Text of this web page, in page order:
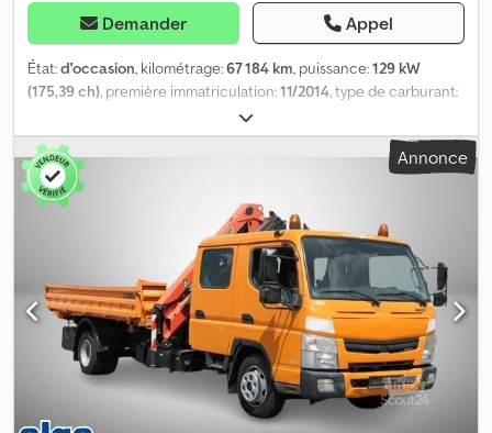
Demander Appel
État:d'occasion, kilométrage:67 184 km, puissance:129 kW
(175,39 ch), première immatriculation:11/2014, type de carburant:
, couleur:
automatique, classe d'émission:Euro 6, nombre de sièges:7,
longueur totale:
2 550 mm, hauteur
totale: 2 800 mm
longueur de l'espace de chargement:
2 350 mm, hauteur de l'espace de
, Équipement:ABS, chauffage de
stationnement, climatisation, grue, programme électronique
de stabilité (ESP), Double cabine avec 4 portes, benne trilibérale,
6 paires d’anneaux d’arrimage encastrés dans le plancher, grue
centrale PALFINGER type PK 7001-KA, stabilisateurs à 2 points,
commandes côté conducteur et côté passager, contrôle du
grappin, 2 extensions hydrauliques, capacité de levage max. de
3200 kg, courbe de levage : env. 3,2 m - 1760 kg, 5,0 m - 1200 kg, 7,0
Annonce